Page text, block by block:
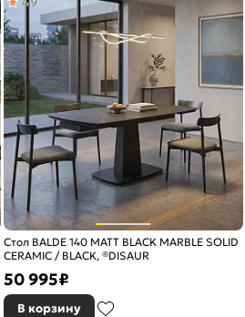
Стол BALDE 140 MATT BLACK MARBLE SOLID
CERAMIC / BLACK, ®DISAUR
50 995₽
В корзину